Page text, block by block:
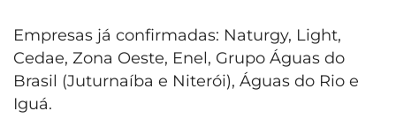
Empresas já confirmadas: Naturgy, Light,
Cedae, Zona Oeste, Enel, Grupo Águas do
Brasil (Juturnaíba e Niterói), Águas do Rio e
Iguá.